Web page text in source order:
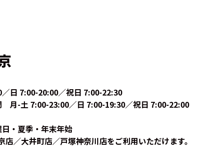
日 7:00-20:00／祝日 7:00-22:30
月-土 7:00-23:00／日 7:00-19:30／祝日 7:00-22:00
・夏季・年末年始
店／大井町店／戸塚神奈川店をご利用いただけます。